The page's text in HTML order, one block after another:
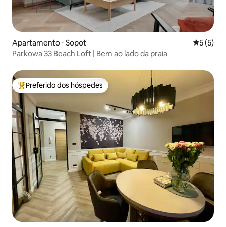
Apartamento ⋅ Sopot 5 de
5 (5)
Parkowa 33 Beach Loft | Bem ao lado da praia
Entre os melhores preferidos dos hóspedes
Preferido dos hóspedes